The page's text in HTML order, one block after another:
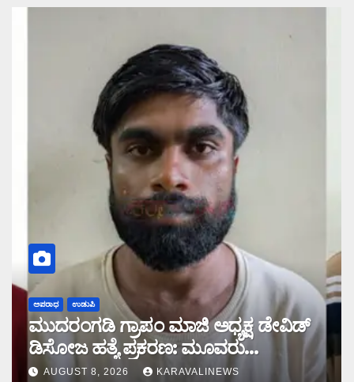
ಅಪರಾಧ ಉಡುಪಿ
ಮುದರಂಗಡಿ ಗ್ರಾಪಂ ಮಾಜಿ ಅಧ್ಯಕ್ಷ ಡೇವಿಡ್
ಡಿಸೋಜ ಹತ್ಯೆ ಪ್ರಕರಣ: ಮೂವರು
ಆರೋಪಿಗಳ ಬಂಧನ
AUGUST 8, 2026 KARAVALINEWS